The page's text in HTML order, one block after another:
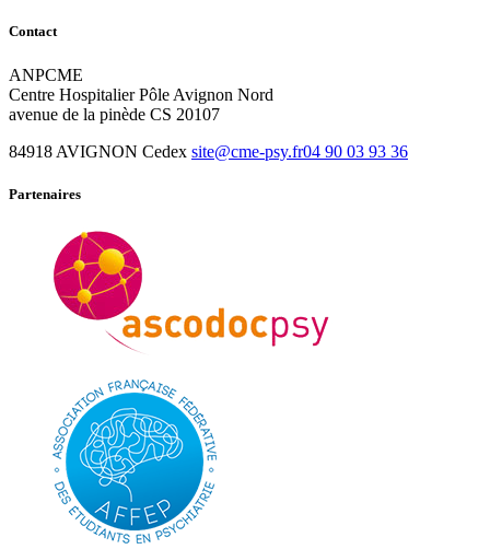
Contact
ANPCME
Centre Hospitalier Pôle Avignon Nord
avenue de la pinède CS 20107
84918 AVIGNON Cedex site@cme-psy.fr04 90 03 93 36
Partenaires